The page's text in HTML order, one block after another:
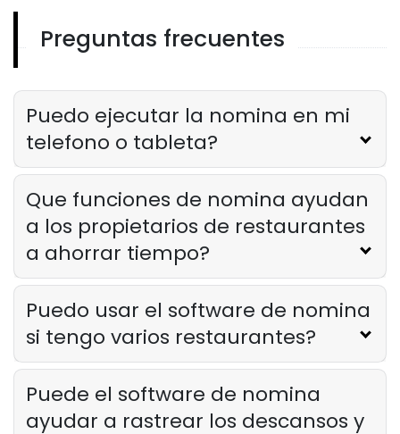
Derrick McMahon Mar 24, 2025
Que es el software de verificacion de
nomina? Una guia para propietarios
de restaurantes
Derrick McMahon
Preguntas frecuentes
Puedo ejecutar la nomina en mi
telefono o tableta?
Que funciones de nomina ayudan
a los propietarios de restaurantes
a ahorrar tiempo?
Puedo usar el software de nomina
si tengo varios restaurantes?
Puede el software de nomina
ayudar a rastrear los descansos y